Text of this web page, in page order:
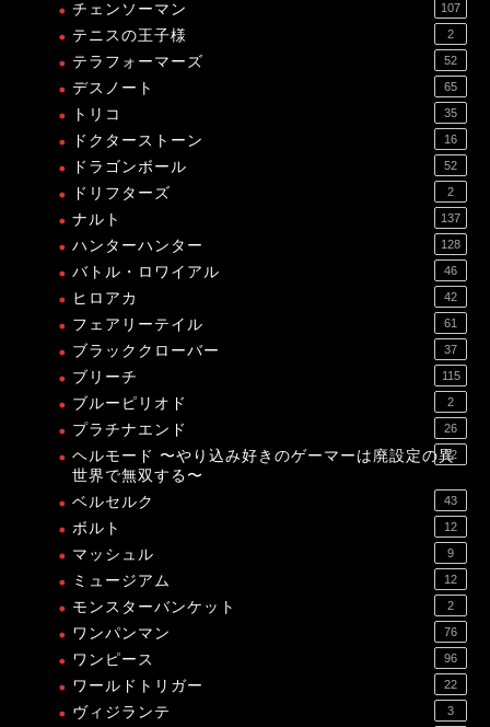
チェンソーマン 107
テニスの王子様 2
テラフォーマーズ 52
デスノート 65
トリコ 35
ドクターストーン 16
ドラゴンボール 52
ドリフターズ 2
ナルト 137
ハンターハンター 128
バトル・ロワイアル 46
ヒロアカ 42
フェアリーテイル 61
ブラッククローバー 37
ブリーチ 115
ブルーピリオド 2
プラチナエンド 26
ヘルモード 〜やり込み好きのゲーマーは廃設定の異
世界で無双する〜
12
ベルセルク 43
ボルト 12
マッシュル 9
ミュージアム 12
モンスターバンケット 2
ワンパンマン 76
ワンピース 96
ワールドトリガー 22
ヴィジランテ 3